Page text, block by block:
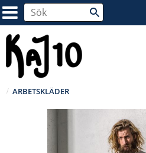
ARBETSKLÄDER